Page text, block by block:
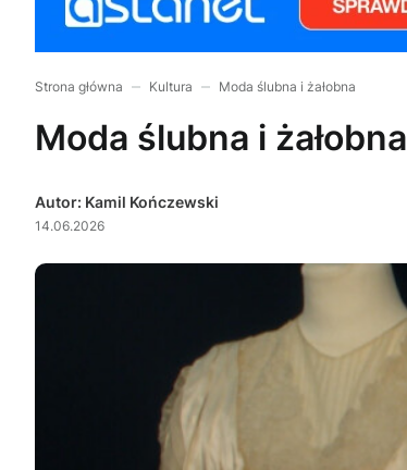
Strona główna Kultura Moda ślubna i żałobna
Moda ślubna i żałobna
Autor: Kamil Kończewski
14.06.2026